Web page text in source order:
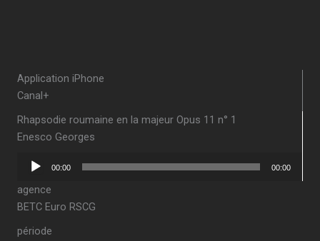
Application iPhone
Canal+
Rhapsodie roumaine en la majeur Opus 11 n° 1
Enesco Georges
Lecteur
00:00 00:00
agence
BETC Euro RSCG
période